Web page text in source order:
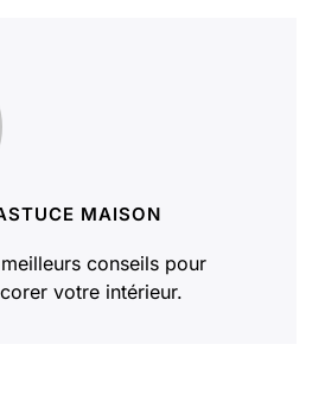
MAISON
conseils pour
votre intérieur.